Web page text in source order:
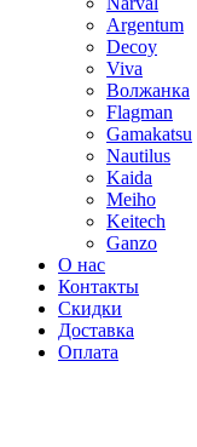
Argentum
Decoy
Viva
Волжанка
Flagman
Gamakatsu
Nautilus
Kaida
Meiho
Keitech
Ganzo
О нас
Контакты
Скидки
Доставка
Оплата